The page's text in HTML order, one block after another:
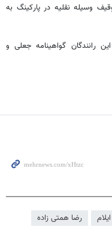
وسیله نقلیه در پارکینگ به
رانندگان گواهینامه جعلی و
رضا همتی زاده